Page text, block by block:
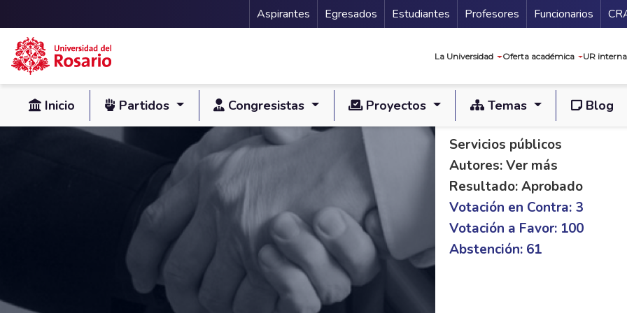
Pasar al contenido principal
Menu Secundario
Aspirantes Egresados Estudiantes Profesores Funcionarios
La Universidad Oferta académica UR
Inicio Partidos Congresistas Proyectos Temas Blog
PL C 175/14 S 122/
Servicios públicos
Autores: Ver más
Resultado: Aprobado
Votación en Contra: 3
Votación a Favor: 100
Abstención: 61